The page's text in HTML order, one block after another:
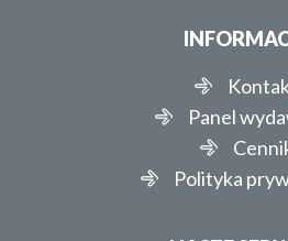
Panel
Polityka